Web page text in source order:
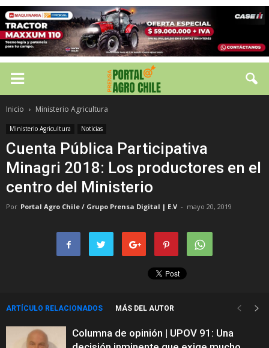
Inicio Ministerio Agricultura
Ministerio Agricultura Noticias
Cuenta Pública Participativa
Minagri 2018: Los productores en el
centro del Ministerio
Por Portal Agro Chile / Grupo Prensa Digital | E.V - mayo 20, 2019
ARTÍCULO RELACIONADOS MÁS DEL AUTOR
Columna de opinión | UPOV 91: Una